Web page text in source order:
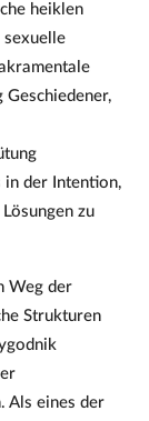
heiklen
sexuelle
Geschiedener,
der Intention,
zu
Weg der
Strukturen
Als eines der